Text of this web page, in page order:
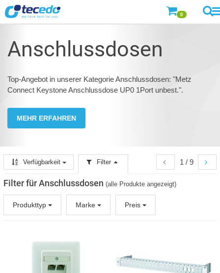
0
Anschlussdosen
Top-Angebot in unserer Kategorie Anschlussdosen: "Metz
Connect Keystone Anschlussdose UP0 1Port unbest.".
MEHR ERFAHREN
1 / 9
Verfügbarkeit Filter
Filter für Anschlussdosen (alle Produkte angezeigt)
Produkttyp Marke Preis